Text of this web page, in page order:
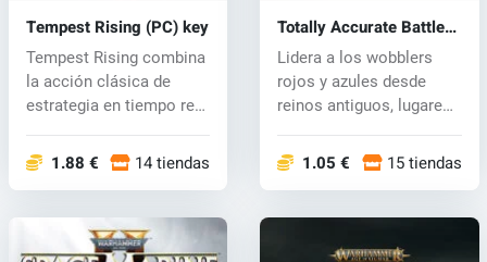
Tempest Rising (PC) key
Tempest Rising combina
la acción clásica de
estrategia en tiempo real
1.88 € 14 tiendas
Totally Accurate Battle
Simulator (PC) key
Lidera a los wobblers
rojos y azules desde
reinos antiguos, lugares
1.05 € 15 tiendas